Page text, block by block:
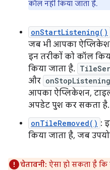
कॉल नहीं किया जाता है.
onStartListening()
जब भी आपका
इन तरीकों को कॉल
किया जाता है.
और
आपका ऐप्लिकेशन,
अपडेट पुश कर सकता है.
onTileRemoved() :
किया जाता है, जब
चेतावनी: ऐसा हो सकता है